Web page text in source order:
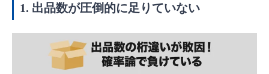
1. 出品数が圧倒的に足りていない